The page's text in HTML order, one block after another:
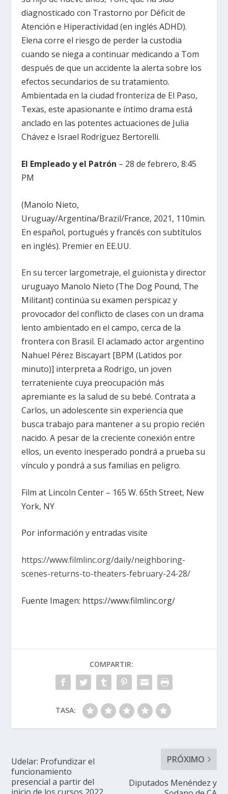
diagnosticado con Trastorno por Déficit de
Atención e Hiperactividad (en inglés ADHD).
Elena corre el riesgo de perder la custodia
cuando se niega a continuar medicando a Tom
después de que un accidente la alerta sobre los
efectos secundarios de su tratamiento.
Ambientada en la ciudad fronteriza de El Paso,
Texas, este apasionante e íntimo drama está
anclado en las potentes actuaciones de Julia
Chávez e Israel Rodríguez Bertorelli.
El Empleado y el Patrón – 28 de febrero, 8:45
PM
(Manolo Nieto,
Uruguay/Argentina/Brazil/France, 2021, 110min.
En español, portugués y francés con subtítulos
en inglés). Premier en EE.UU.
En su tercer largometraje, el guionista y director
uruguayo Manolo Nieto (The Dog Pound, The
Militant) continúa su examen perspicaz y
provocador del conflicto de clases con un drama
lento ambientado en el campo, cerca de la
frontera con Brasil. El aclamado actor argentino
Nahuel Pérez Biscayart [BPM (Latidos por
minuto)] interpreta a Rodrigo, un joven
terrateniente cuya preocupación más
apremiante es la salud de su bebé. Contrata a
Carlos, un adolescente sin experiencia que
busca trabajo para mantener a su propio recién
nacido. A pesar de la creciente conexión entre
ellos, un evento inesperado pondrá a prueba su
vínculo y pondrá a sus familias en peligro.
Film at Lincoln Center – 165 W. 65th Street, New
York, NY
Por información y entradas visite
https://www.filmlinc.org/daily/neighboring-
scenes-returns-to-theaters-february-24-28/
Fuente Imagen: https://www.filmlinc.org/
COMPARTIR:
TASA:
Udelar: Profundizar el
funcionamiento
presencial a partir del
inicio de los cursos 2022
PRÓXIMO
Diputados Menéndez y